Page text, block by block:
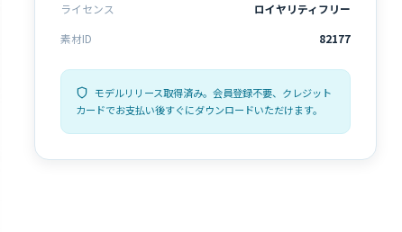
ライセンス
ロイヤリティフリー
素材ID
82177
モデルリリース取得済み。会員登録不要、クレジット
カードでお支払い後すぐにダウンロードいただけます。